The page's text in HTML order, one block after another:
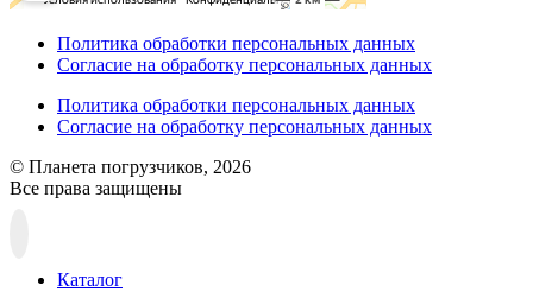
Политика обработки персональных данных
Согласие на обработку персональных данных
Политика обработки персональных данных
Согласие на обработку персональных данных
© Планета погрузчиков, 2026
Все права защищены
вверхКаталог